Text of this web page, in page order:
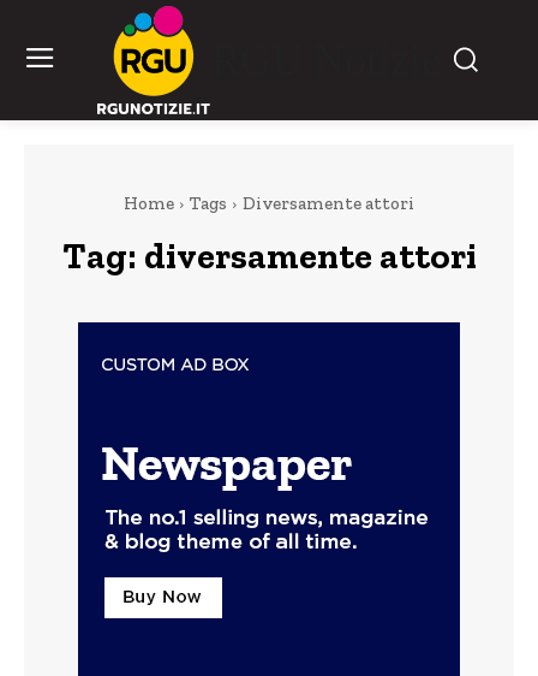
Home Tags Diversamente attori
Tag: diversamente attori